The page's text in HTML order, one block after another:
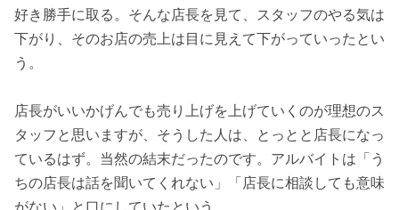
好き勝手に取る。そんな店長を見て、スタッフのやる気は
下がり、そのお店の売上は目に見えて下がっていったとい
う。
店長がいいかげんでも売り上げを上げていくのが理想のス
タッフと思いますが、そうした人は、とっとと店長になっ
ているはず。当然の結末だったのです。アルバイトは「う
ちの店長は話を聞いてくれない」「店長に相談しても意味
がない」と口にしていたという。